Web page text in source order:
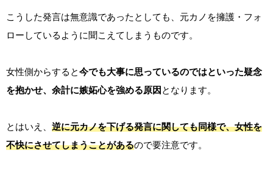
こうした発言は無意識であったとしても、元カノを擁護・フォ
ローしているように聞こえてしまうものです。
女性側からすると今でも大事に思っているのではといった疑念
を抱かせ、余計に嫉妬心を強める原因 となります。
とはいえ、 逆に元カノを下げる発言に関しても同様で、女性を
不快にさせてしまうことがあるので要注意です。